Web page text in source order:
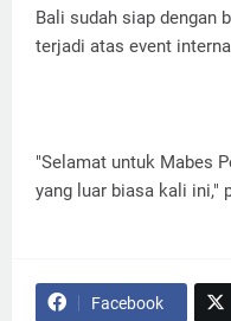
Bali sudah siap dengan
terjadi atas event
"Selamat untuk Mabes
yang luar biasa kali ini,"
Facebook